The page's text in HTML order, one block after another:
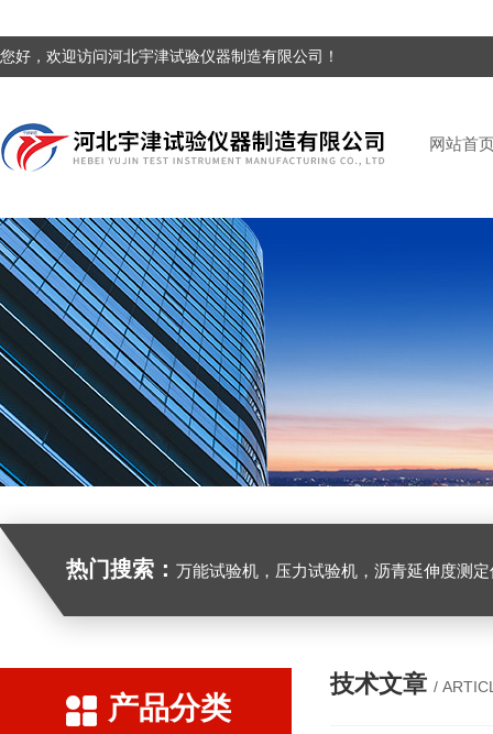
您好，欢迎访问河北宇津试验仪器制造有限公司！
网站首
热门搜索： 万能试验机，压力试验机，沥青延伸度测定仪，沥青混合料拌合机，全自动沥青混合料离心式抽提仪，马歇尔电动
产品分类
技术文章 /